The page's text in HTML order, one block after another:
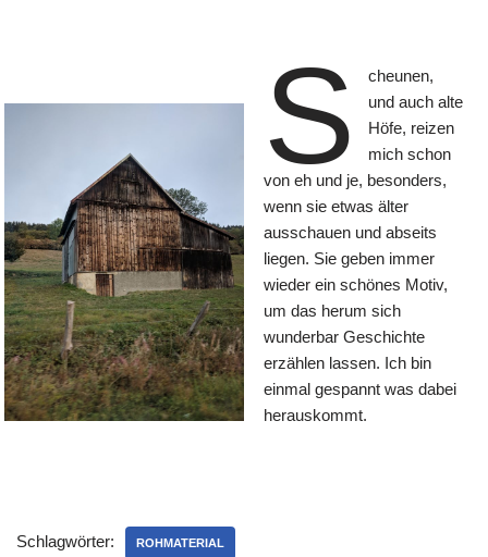
S
cheunen,
und auch alte
Höfe, reizen
mich schon
von eh und je, besonders,
wenn sie etwas älter
ausschauen und abseits
liegen. Sie geben immer
wieder ein schönes Motiv,
um das herum sich
wunderbar Geschichte
erzählen lassen. Ich bin
einmal gespannt was dabei
herauskommt.
Schlagwörter: ROHMATERIAL